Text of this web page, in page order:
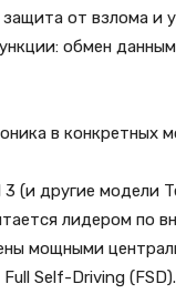
от взлома и
обмен
в
3 (и другие модели
лидером по
мощными
Self-Driving